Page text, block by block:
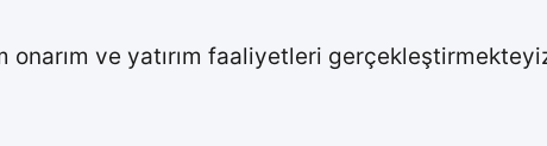
onarım ve yatırım faaliyetleri